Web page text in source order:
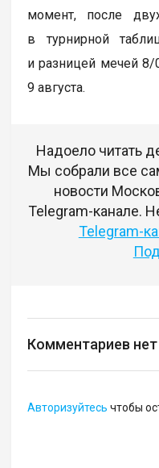
момент, после
в турнирной
и разницей мечей 8/
9 августа.
Надоело читать
Мы собрали все
новости
Telegram-канале.
Telegram-
Комментариев нет
Авторизуйтесь чтобы